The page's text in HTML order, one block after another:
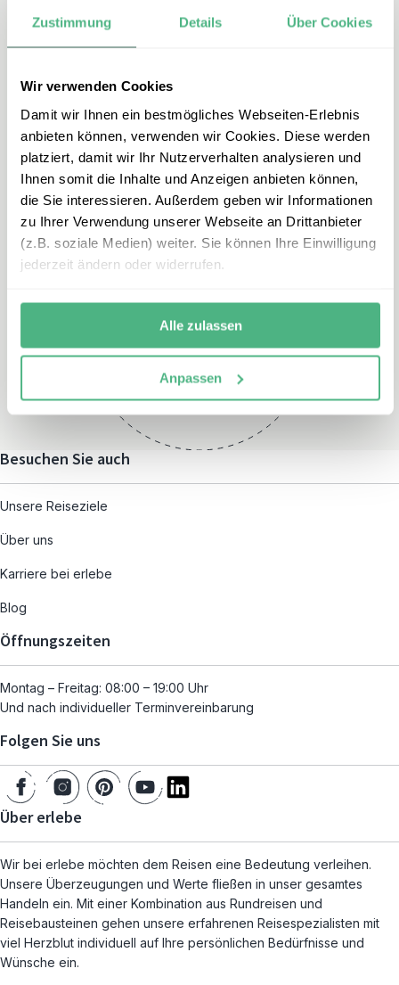
Zustimmung Details Über Cookies
Wir verwenden Cookies
Damit wir Ihnen ein bestmögliches Webseiten-Erlebnis
anbieten können, verwenden wir Cookies. Diese werden
platziert, damit wir Ihr Nutzerverhalten analysieren und
Ihnen somit die Inhalte und Anzeigen anbieten können,
die Sie interessieren. Außerdem geben wir Informationen
zu Ihrer Verwendung unserer Webseite an Drittanbieter
(z.B. soziale Medien) weiter. Sie können Ihre Einwilligung
jederzeit ändern oder widerrufen.
Alle zulassen
Anpassen
E-Mail
nepal@erlebe.de
Montag – Freitag:
und nach individueller
Terminvereinbarung
Besuchen Sie auch
Unsere Reiseziele
Über uns
Karriere bei erlebe
Blog
Öffnungszeiten
Montag – Freitag: 08:00 – 19:00 Uhr
Und nach individueller Terminvereinbarung
Folgen Sie uns
Über erlebe
Wir bei erlebe möchten dem Reisen eine Bedeutung verleihen.
Unsere Überzeugungen und Werte fließen in unser gesamtes
Handeln ein. Mit einer Kombination aus Rundreisen und
Reisebausteinen gehen unsere erfahrenen Reisespezialisten mit
viel Herzblut individuell auf Ihre persönlichen Bedürfnisse und
Wünsche ein.